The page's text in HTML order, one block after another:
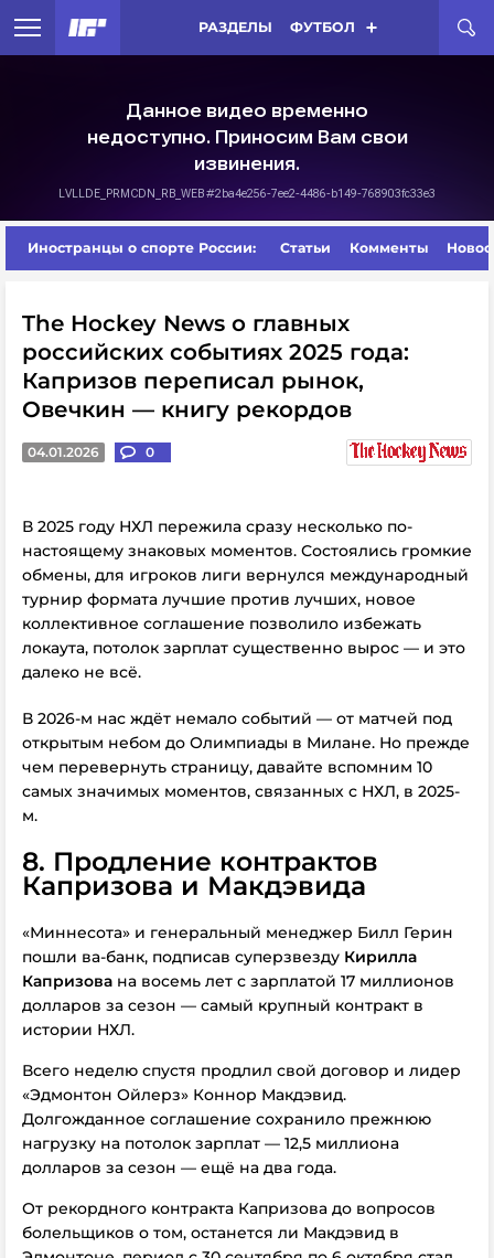
РАЗДЕЛЫ ФУТБОЛ
Иностранцы о спорте России: Статьи Комменты
The Hockey News о главных
российских событиях 2025 года:
Капризов переписал рынок,
Овечкин — книгу рекордов
04.01.2026 0
В 2025 году НХЛ пережила сразу несколько по-
настоящему знаковых моментов. Состоялись громкие
обмены, для игроков лиги вернулся международный
турнир формата лучшие против лучших, новое
коллективное соглашение позволило избежать
локаута, потолок зарплат существенно вырос — и это
далеко не всё.
В 2026-м нас ждёт немало событий — от матчей под
открытым небом до Олимпиады в Милане. Но прежде
чем перевернуть страницу, давайте вспомним 10
самых значимых моментов, связанных с НХЛ, в 2025-
м.
8. Продление контрактов
Капризова и Макдэвида
«Миннесота» и генеральный менеджер Билл Герин
пошли ва-банк, подписав суперзвезду Кирилла
Капризова на восемь лет с зарплатой 17 миллионов
долларов за сезон — самый крупный контракт в
истории НХЛ.
Всего неделю спустя продлил свой договор и лидер
«Эдмонтон Ойлерз» Коннор Макдэвид.
Долгожданное соглашение сохранило прежнюю
нагрузку на потолок зарплат — 12,5 миллиона
долларов за сезон — ещё на два года.
От рекордного контракта Капризова до вопросов
болельщиков о том, останется ли Макдэвид в